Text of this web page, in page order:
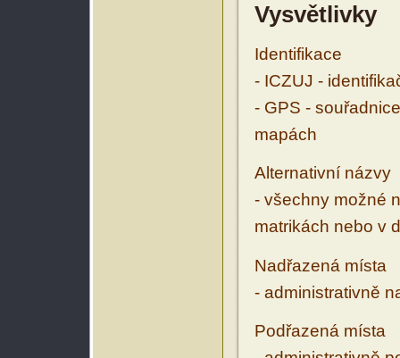
Vysvětlivky
Identifikace
- ICZUJ -
- GPS -
mapách
Alternativní názvy
- všechny možné
matrikách nebo v
Nadřazená místa
- administrativně
Podřazená místa